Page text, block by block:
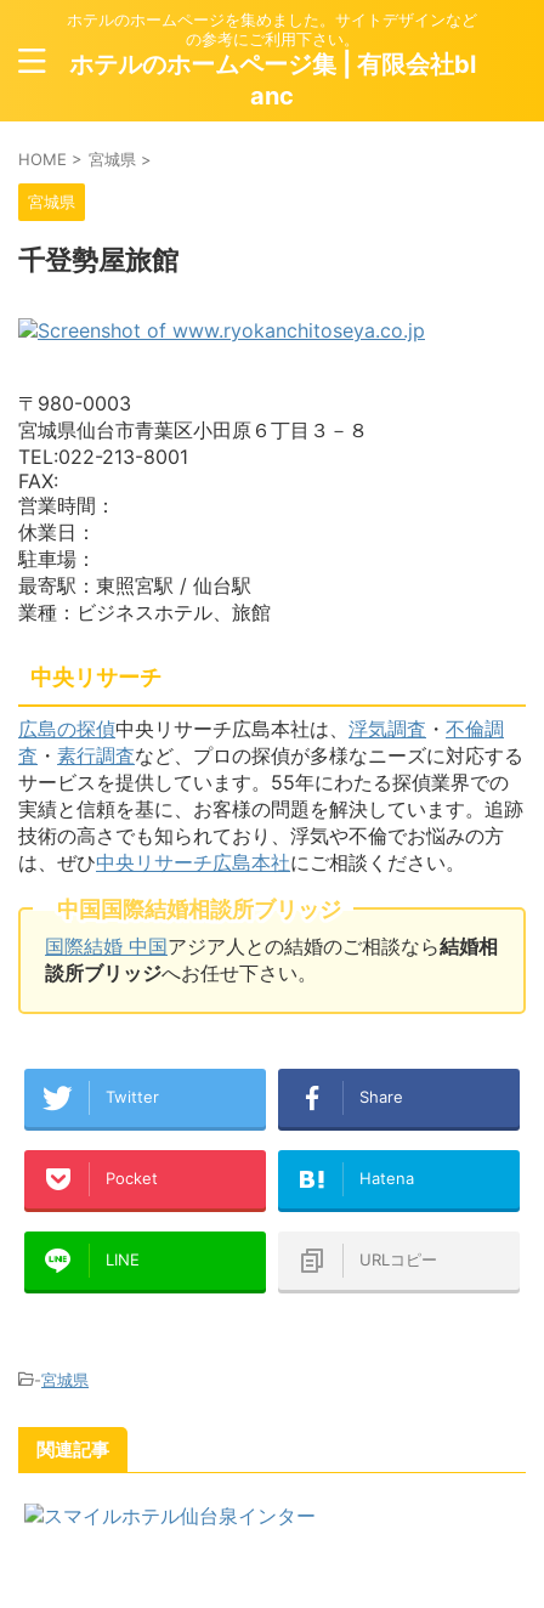
ホテルのホームページを集めました。サイトデザインなど
の参考にご利用下さい。
ホテルのホームページ集 | 有限会社bl
anc
HOME > 宮城県 >
宮城県
千登勢屋旅館
〒980-0003
宮城県仙台市青葉区小田原６丁目３－８
TEL:022-213-8001
FAX:
営業時間：
休業日：
駐車場：
最寄駅：東照宮駅 / 仙台駅
業種：ビジネスホテル、旅館
中央リサーチ
広島の探偵中央リサーチ広島本社は、 浮気調査 ・ 不倫調
査 ・ 素行調査など、プロの探偵が多様なニーズに対応する
サービスを提供しています。55年にわたる探偵業界での
実績と信頼を基に、お客様の問題を解決しています。追跡
技術の高さでも知られており、浮気や不倫でお悩みの方
は、ぜひ中央リサーチ広島本社にご相談ください。
中国国際結婚相談所ブリッジ
国際結婚 中国アジア人との結婚のご相談なら結婚相
談所ブリッジへお任せ下さい。
Twitter Share
Pocket Hatena
LINE URLコピー
-宮城県
関連記事